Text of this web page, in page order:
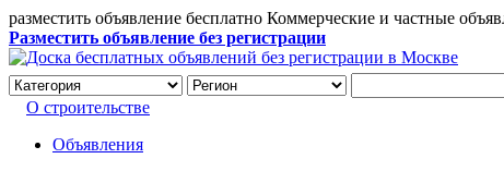
разместить объявление бесплатно Коммерческие и частные
Разместить объявление без регистрации
О строительстве
Объявления